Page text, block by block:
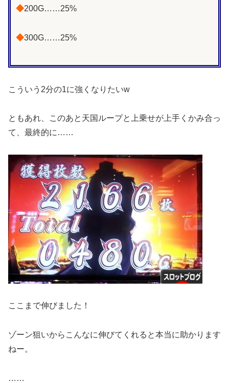
◆200G……25%
◆300G……25%
こういう2分の1に強くなりたいw
ともあれ、このあと天国ループと上乗せが上手くかみ合っ
て、最終的に……
ここまで伸びました！
ゾーン狙いからこんなに伸びてくれると本当に助かります
ねー。
……